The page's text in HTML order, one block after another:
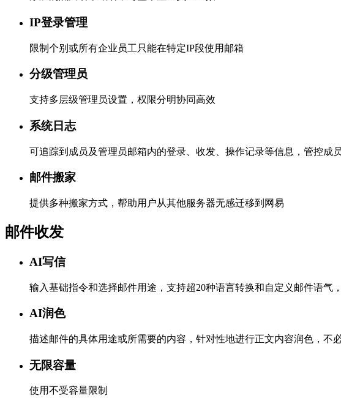
IP登录管理
限制个别或所有企业员工只能在特定IP段使用邮箱
分级管理员
支持多层级管理员设置，权限分明协同高效
系统日志
可追踪到成员及管理员邮箱内的登录、收发、操作记录等信息，管控成
邮件搬家
提供多种搬家方式，帮助用户从其他服务器无感迁移到网易
邮件收发
AI写信
输入基础指令和选择邮件用途，支持超20种语言转换和自定义邮件语气
AI润色
描述邮件的具体用途或所需要的内容，针对性地进行正文内容润色，不
无限容量
使用不受容量限制